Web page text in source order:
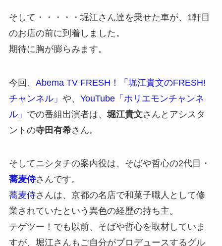
そして・・・・・堀江さん達を乗せた車が、1軒目
のお店の前に到着しました。
期待に胸が膨らみます。
今回、 Abema TV FRESH！「堀江貴文のFRESH!
チャンネル」 や、 YouTube「ホリエモンチャンネ
ル」 での番組出演者は、堀江貴文さんとアシスタ
ントの寺田有希さん。
そしてニシタチの案内役は、そばや哲心の2代目・
蕎麦侍さんです。
蕎麦侍さんは、京都の名店で和菓子職人として修
業されていたという異色の経歴の持ち主。
テゲツー！でも以前、そばや哲心を取材していま
すが、堀江さんもご自分がプロデュースするグル